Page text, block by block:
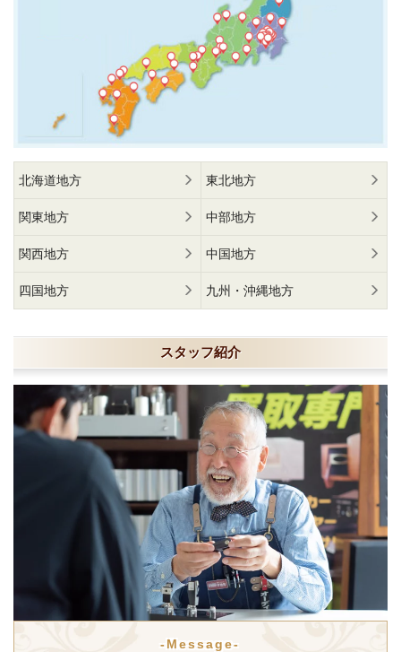
北海道地方 東北地方
関東地方 中部地方
関西地方 中国地方
四国地方 九州・沖縄地方
スタッフ紹介
-Message-